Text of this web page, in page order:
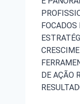
DE AÇÃO